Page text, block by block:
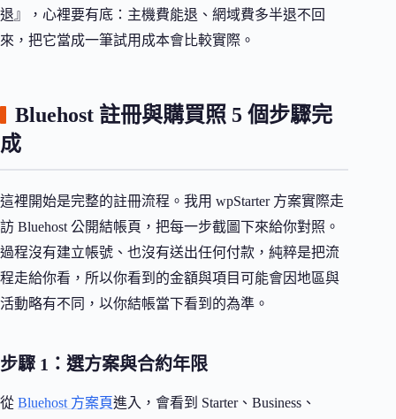
退』，心裡要有底：主機費能退、網域費多半退不回
來，把它當成一筆試用成本會比較實際。
Bluehost 註冊與購買照 5 個步驟完
成
這裡開始是完整的註冊流程。我用 wpStarter 方案實際走
訪 Bluehost 公開結帳頁，把每一步截圖下來給你對照。
過程沒有建立帳號、也沒有送出任何付款，純粹是把流
程走給你看，所以你看到的金額與項目可能會因地區與
活動略有不同，以你結帳當下看到的為準。
步驟 1：選方案與合約年限
從 Bluehost 方案頁進入，會看到 Starter、Business、